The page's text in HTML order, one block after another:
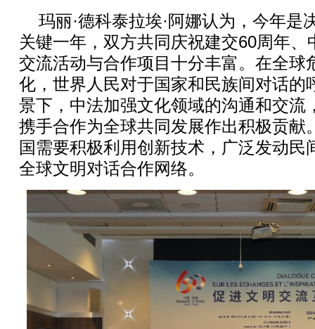
玛丽·德科泰拉埃·阿娜认为，今年是
关键一年，双方共同庆祝建交60周年、
交流活动与合作项目十分丰富。在全球
化，世界人民对于国家和民族间对话的
景下，中法加强文化领域的沟通和交流
携手合作为全球共同发展作出积极贡献
国需要积极利用创新技术，广泛发动民
全球文明对话合作网络。